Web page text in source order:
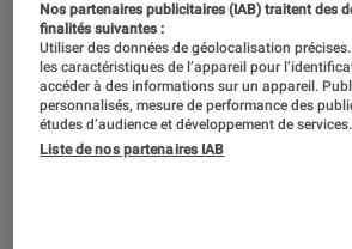
ROG Xbox Ally X20 : Asus
l’OLED pour les 20 ans de
PC Gamer • 01 juin 2026
Nos partenaires publicitaires (IAB) traitent des
finalités suivantes :
Utiliser des données de géolocalisation
les caractéristiques de l’appareil pour
accéder à des informations sur un appareil.
personnalisés, mesure de performance des
études d’audience et développement de services.
Liste de nos partenaires IAB